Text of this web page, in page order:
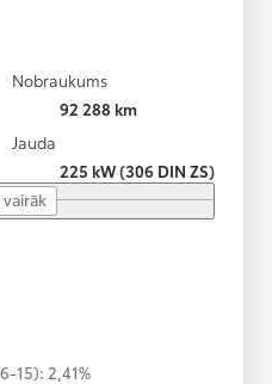
Nobraukums
92 288 km
Jauda
225 kW (306 DIN ZS)
vairāk
15): 2,41%